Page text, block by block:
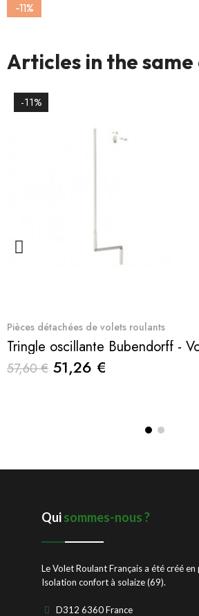
-11%
Articles in the
Quick View
-11%
Pièces détachées de volets roulants
57,60 € 51,26 €
Quisommes-nous ?
Le Volet Roulant Français a été créé
Isolation confort à solaize (69).
D312 6360 France